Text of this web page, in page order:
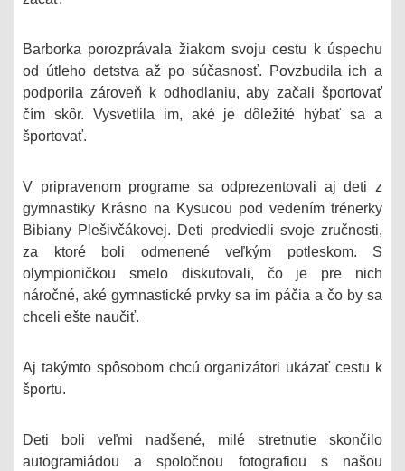
Barborka porozprávala žiakom svoju cestu k úspechu
od útleho detstva až po súčasnosť. Povzbudila ich a
podporila zároveň k odhodlaniu, aby začali športovať
čím skôr. Vysvetlila im, aké je dôležité hýbať sa a
športovať.
V pripravenom programe sa odprezentovali aj deti z
gymnastiky Krásno na Kysucou pod vedením trénerky
Bibiany Plešivčákovej. Deti predviedli svoje zručnosti,
za ktoré boli odmenené veľkým potleskom. S
olympioničkou smelo diskutovali, čo je pre nich
náročné, aké gymnastické prvky sa im páčia a čo by sa
chceli ešte naučiť.
Aj takýmto spôsobom chcú organizátori ukázať cestu k
športu.
Deti boli veľmi nadšené, milé stretnutie skončilo
autogramiádou a spoločnou fotografiou s našou